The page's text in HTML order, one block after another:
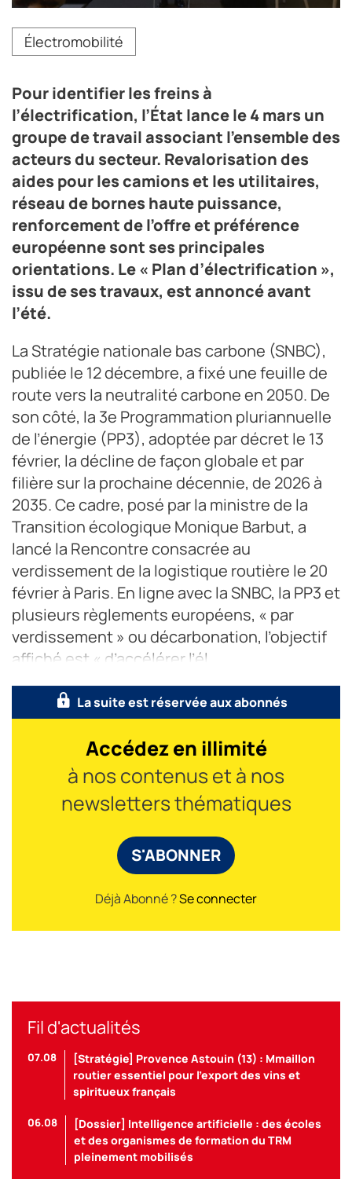
Philippe Tabarot, ministre des Transports : « Il faut
accélérer l’électrification du TRM »
Électromobilité
Pour identifier les freins à
l’électrification, l’État lance le 4 mars un
groupe de travail associant l’ensemble des
acteurs du secteur. Revalorisation des
aides pour les camions et les utilitaires,
réseau de bornes haute puissance,
renforcement de l’offre et préférence
européenne sont ses principales
orientations. Le « Plan d’électrification »,
issu de ses travaux, est annoncé avant
l’été.
La Stratégie nationale bas carbone (SNBC),
publiée le 12 décembre, a fixé une feuille de
route vers la neutralité carbone en 2050. De
son côté, la 3e Programmation pluriannuelle
de l’énergie (PP3), adoptée par décret le 13
février, la décline de façon globale et par
filière sur la prochaine décennie, de 2026 à
2035. Ce cadre, posé par la ministre de la
Transition écologique Monique Barbut, a
lancé la Rencontre consacrée au
verdissement de la logistique routière le 20
février à Paris. En ligne avec la SNBC, la PP3 et
plusieurs règlements européens, « par
verdissement » ou décarbonation, l’objectif
affiché est « d’accélérer l’él
La suite est réservée aux abonnés
Accédez en illimité
à nos contenus et à nos
newsletters thématiques
S'ABONNER
Déjà Abonné ?Se connecter
Fil d'actualités
07.08
[Stratégie] Provence Astouin (13) : Mmaillon
routier essentiel pour l’export des vins et
spiritueux français
06.08
[Dossier] Intelligence artificielle : des écoles
et des organismes de formation du TRM
pleinement mobilisés